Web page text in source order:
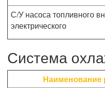
С/У насоса топливного
электрического
Система
Наименование